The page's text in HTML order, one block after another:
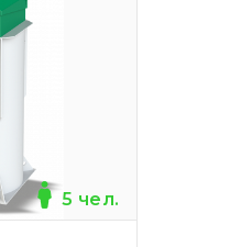
5 чел.